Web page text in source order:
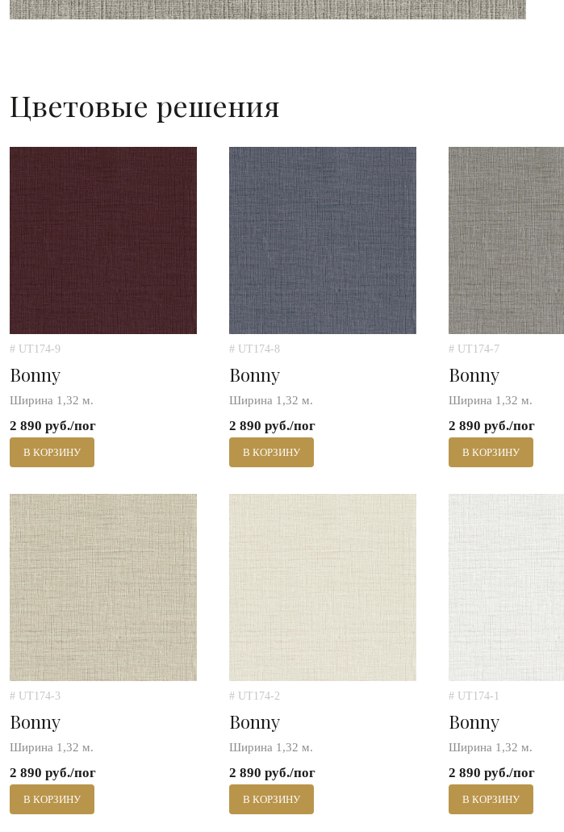
Цветовые решения
# UT174-9
Bonny
Ширина 1,32 м.
2 890 руб./пог
В КОРЗИНУ
# UT174-8
Bonny
Ширина 1,32 м.
2 890 руб./пог
В КОРЗИНУ
# UT174-7
Bonny
Ширина 1,32 м.
2 890 руб./пог
В КОРЗИНУ
# UT174-3
Bonny
Ширина 1,32 м.
2 890 руб./пог
В КОРЗИНУ
# UT174-2
Bonny
Ширина 1,32 м.
2 890 руб./пог
В КОРЗИНУ
# UT174-1
Bonny
Ширина 1,32 м.
2 890 руб./пог
В КОРЗИНУ